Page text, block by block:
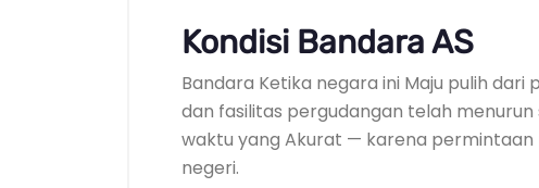
Kondisi Bandara AS
Bandara Ketika negara ini Maju pulih
dan fasilitas pergudangan telah
waktu yang Akurat — karena permintaan
negeri.